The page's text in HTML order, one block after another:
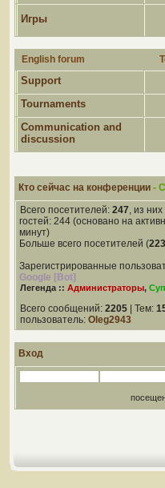
Игры
English forum
Support
Tournaments
Communication and
discussion
Кто сейчас на конференции -
Всего посетителей: 247, из
гостей: 244 (основано на
минут)
Больше всего посетителей (
Зарегистрированные
Google [Bot]
Легенда :: Администраторы,
Всего сообщений: 2205 | Тем:
пользователь: Oleg2943
Вход